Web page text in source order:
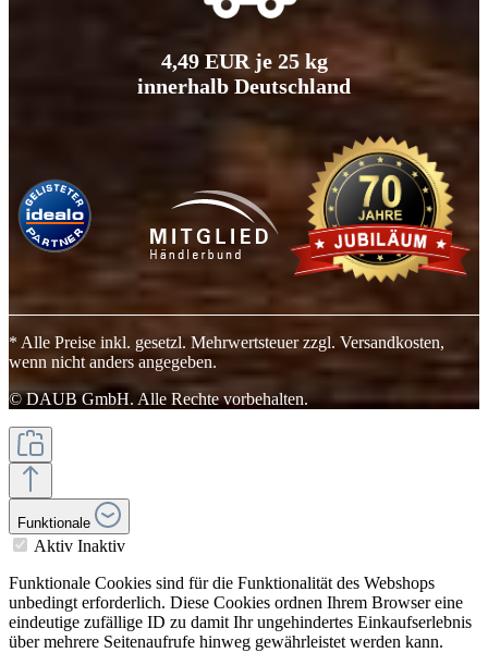
4,49 EUR je 25 kg
innerhalb Deutschland
* Alle Preise inkl. gesetzl. Mehrwertsteuer zzgl. Versandkosten,
wenn nicht anders angegeben.
© DAUB GmbH. Alle Rechte vorbehalten.
Funktionale
Aktiv Inaktiv
Funktionale Cookies sind für die Funktionalität des Webshops
unbedingt erforderlich. Diese Cookies ordnen Ihrem Browser eine
eindeutige zufällige ID zu damit Ihr ungehindertes Einkaufserlebnis
über mehrere Seitenaufrufe hinweg gewährleistet werden kann.